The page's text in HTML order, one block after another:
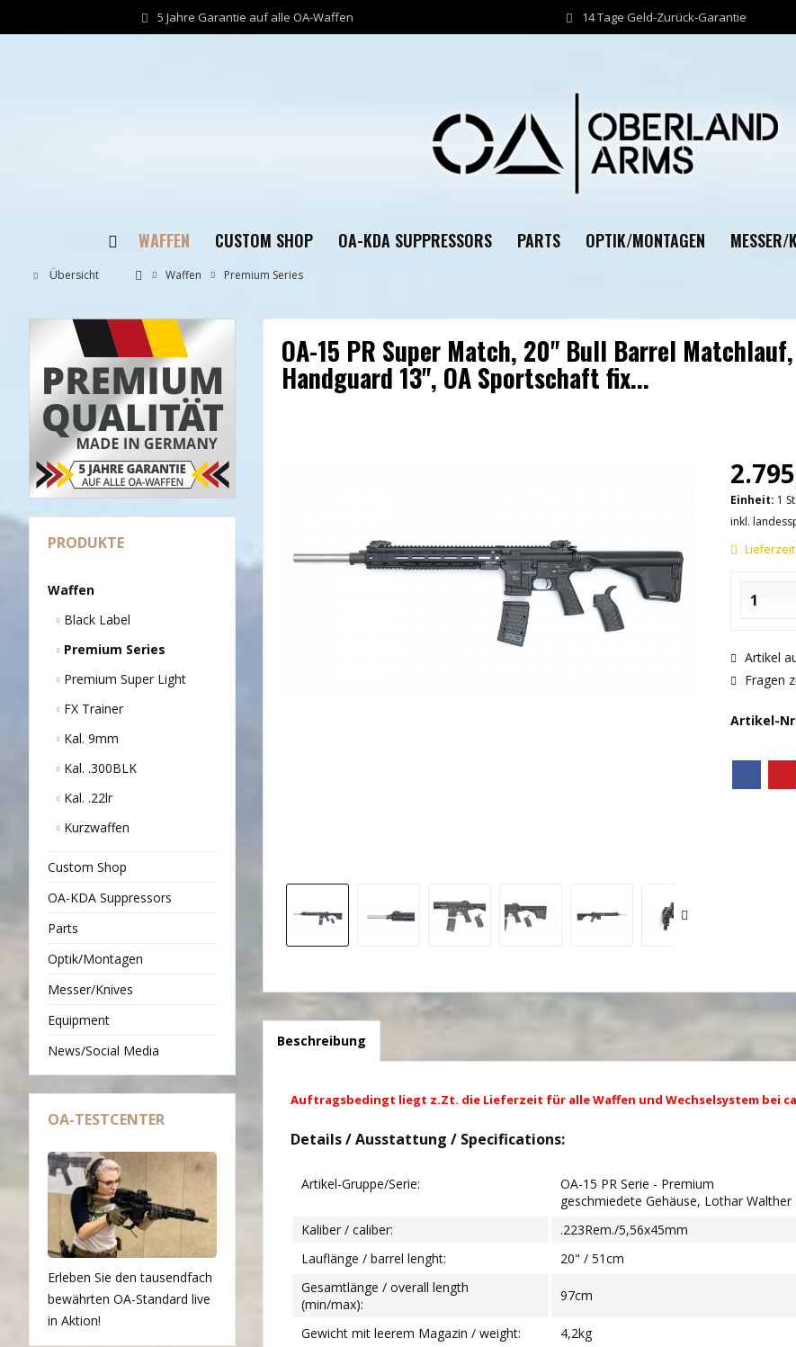
5 Jahre Garantie auf alle OA-Waffen 14 Tage Geld-Zurück-Garantie
WAFFEN CUSTOM SHOP OA-KDA SUPPRESSORS PARTS OPTIK/MONTAGEN MESSER/
Übersicht Waffen Premium Series
PRODUKTE
Waffen
Black Label
Premium Series
Premium Super Light
FX Trainer
Kal. 9mm
Kal. .300BLK
Kal. .22lr
Kurzwaffen
Custom Shop
OA-KDA Suppressors
Parts
Optik/Montagen
Messer/Knives
Equipment
News/Social Media
OA-TESTCENTER
Erleben Sie den tausendfach
bewährten OA-Standard live
in Aktion!
OA-15 PR Super Match, 20" Bull Barrel Matchlauf,
Handguard 13", OA Sportschaft fix...
Einheit: 1
inkl.
Lieferzeit
Artikel
Fragen
Artikel-
Beschreibung
Auftragsbedingt liegt z.Zt. die Lieferzeit für alle Waffen und Wechselsystem bei
Details / Ausstattung / Specifications:
Artikel-Gruppe/Serie:
OA-15 PR Serie - Premium
geschmiedete Gehäuse, Lothar
Kaliber / caliber:
.223Rem./5,56x45mm
Lauflänge / barrel lenght:
20" / 51cm
Gesamtlänge / overall length
(min/max):
97cm
Gewicht mit leerem Magazin / weight:
4,2kg